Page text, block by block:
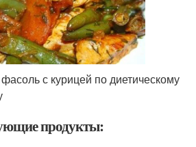
с курицей по диетическому
продукты: